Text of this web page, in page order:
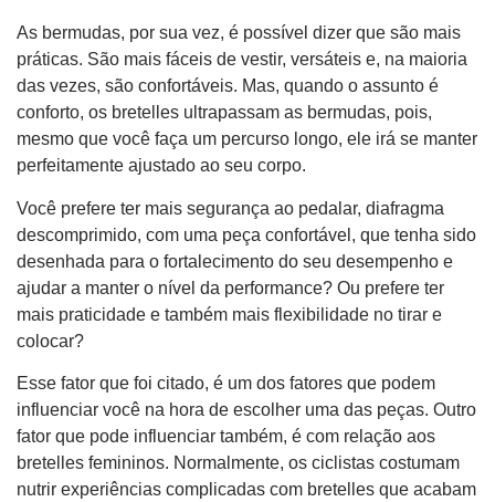
As bermudas, por sua vez, é possível dizer que são mais
práticas. São mais fáceis de vestir, versáteis e, na maioria
das vezes, são confortáveis. Mas, quando o assunto é
conforto, os bretelles ultrapassam as bermudas, pois,
mesmo que você faça um percurso longo, ele irá se manter
perfeitamente ajustado ao seu corpo.
Você prefere ter mais segurança ao pedalar, diafragma
descomprimido, com uma peça confortável, que tenha sido
desenhada para o fortalecimento do seu desempenho e
ajudar a manter o nível da performance? Ou prefere ter
mais praticidade e também mais flexibilidade no tirar e
colocar?
Esse fator que foi citado, é um dos fatores que podem
influenciar você na hora de escolher uma das peças. Outro
fator que pode influenciar também, é com relação aos
bretelles femininos. Normalmente, os ciclistas costumam
nutrir experiências complicadas com bretelles que acabam